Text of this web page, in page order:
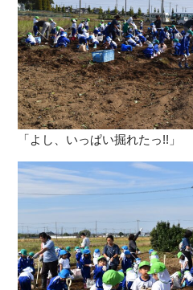
「よし、いっぱい掘れたっ!!」